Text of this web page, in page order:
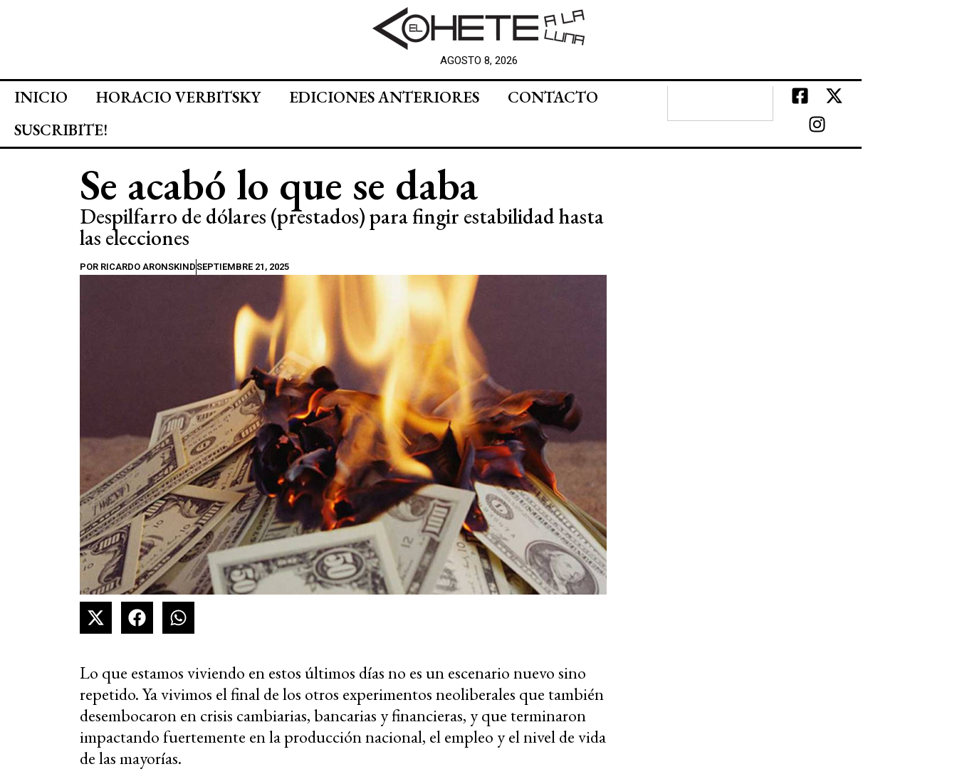
AGOSTO 8, 2026
INICIO HORACIO VERBITSKY EDICIONES ANTERIORES
CONTACTO
SUSCRIBITE!
Se acabó lo que se daba
Despilfarro de dólares (prestados) para fingir estabilidad hasta
las elecciones
POR RICARDO ARONSKINDSEPTIEMBRE 21, 2025
Lo que estamos viviendo en estos últimos días no es un escenario nuevo sino
repetido. Ya vivimos el final de los otros experimentos neoliberales que también
desembocaron en crisis cambiarias, bancarias y financieras, y que terminaron
impactando fuertemente en la producción nacional, el empleo y el nivel de vida
de las mayorías.